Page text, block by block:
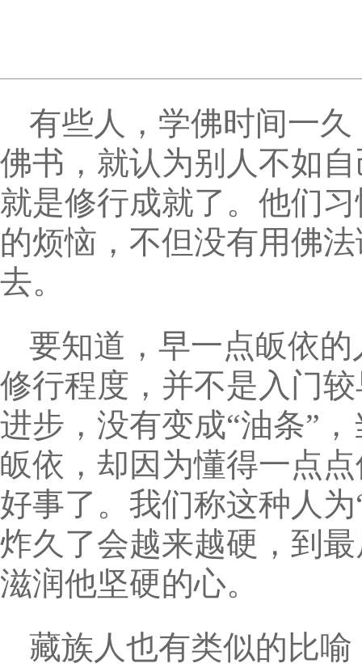
有些人，学佛时间一
佛书，就认为别人不如
就是修行成就了。他们
的烦恼，不但没有用佛
去。
要知道，早一点皈依
修行程度，并不是入门
进步，没有变成“油条”
皈依，却因为懂得一点
好事了。我们称这种人
炸久了会越来越硬，到
滋润他坚硬的心。
藏族人也有类似的比